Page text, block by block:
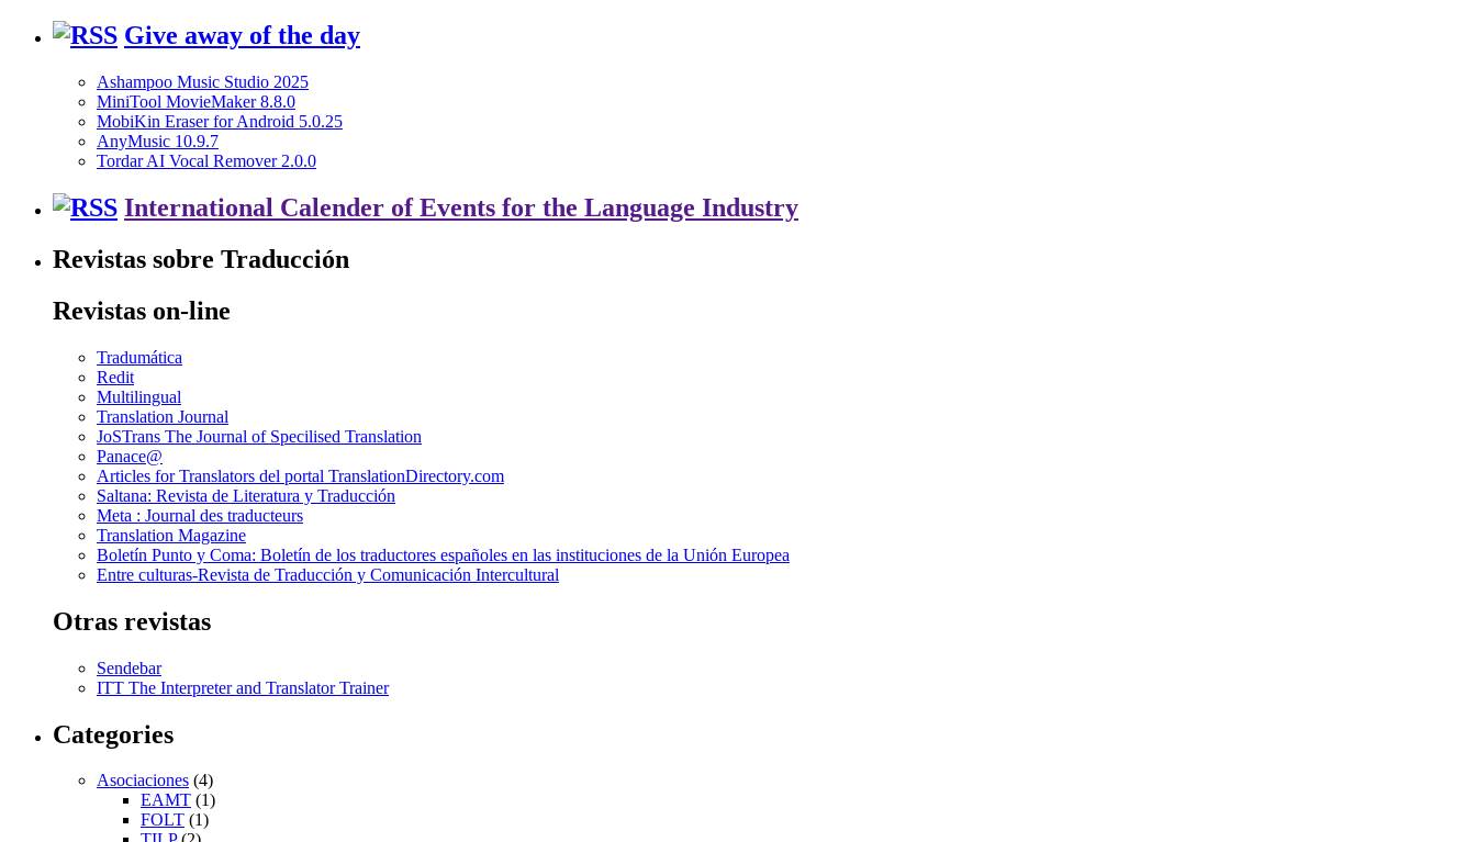
Give away of the day
Ashampoo Music Studio 2025
MiniTool MovieMaker 8.8.0
MobiKin Eraser for Android 5.0.25
AnyMusic 10.9.7
Tordar AI Vocal Remover 2.0.0
International Calender of Events for the Language Industry
Revistas sobre Traducción
Revistas on-line
Tradumática
Redit
Multilingual
Translation Journal
JoSTrans The Journal of Specilised Translation
Panace@
Articles for Translators del portal TranslationDirectory.com
Saltana: Revista de Literatura y Traducción
Meta : Journal des traducteurs
Translation Magazine
Boletín Punto y Coma: Boletín de los traductores españoles en las instituciones de la Unión Europea
Entre culturas-Revista de Traducción y Comunicación Intercultural
Otras revistas
Sendebar
ITT The Interpreter and Translator Trainer
Categories
Asociaciones (4)
EAMT (1)
FOLT (1)